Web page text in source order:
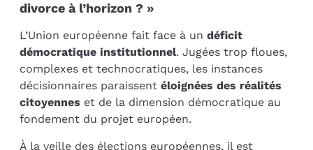
divorce à l’horizon ? »
L’Union européenne fait face à un déficit
démocratique institutionnel. Jugées trop floues,
complexes et technocratiques, les instances
décisionnaires paraissent éloignées des réalités
citoyennes et de la dimension démocratique au
fondement du projet européen.
À la veille des élections européennes, il est